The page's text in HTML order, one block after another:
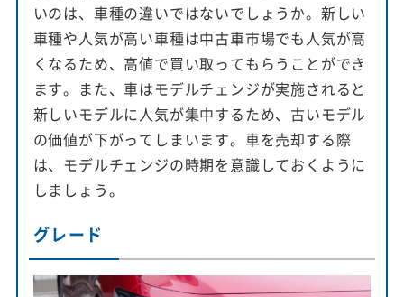
いのは、車種の違いではないでしょうか。新しい
車種や人気が高い車種は中古車市場でも人気が高
くなるため、高値で買い取ってもらうことができ
ます。また、車はモデルチェンジが実施されると
新しいモデルに人気が集中するため、古いモデル
の価値が下がってしまいます。車を売却する際
は、モデルチェンジの時期を意識しておくように
しましょう。
グレード